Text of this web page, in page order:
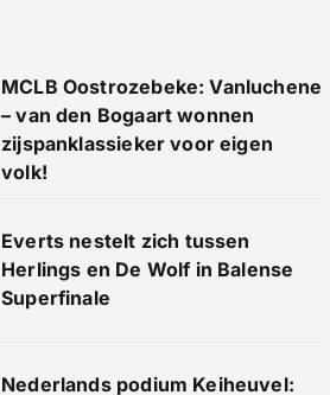
MCLB Oostrozebeke: Vanluchene
– van den Bogaart wonnen
zijspanklassieker voor eigen
volk!
Everts nestelt zich tussen
Herlings en De Wolf in Balense
Superfinale
Nederlands podium Keiheuvel: